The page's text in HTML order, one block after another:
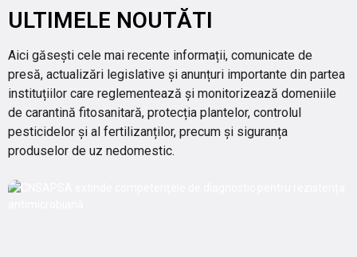
ULTIMELE NOUTĂTI
Aici găsești cele mai recente informații, comunicate de
presă, actualizări legislative și anunțuri importante din partea
instituțiilor care reglementează și monitorizează domeniile
de carantină fitosanitară, protecția plantelor, controlul
pesticidelor și al fertilizanților, precum și siguranța
produselor de uz nedomestic.